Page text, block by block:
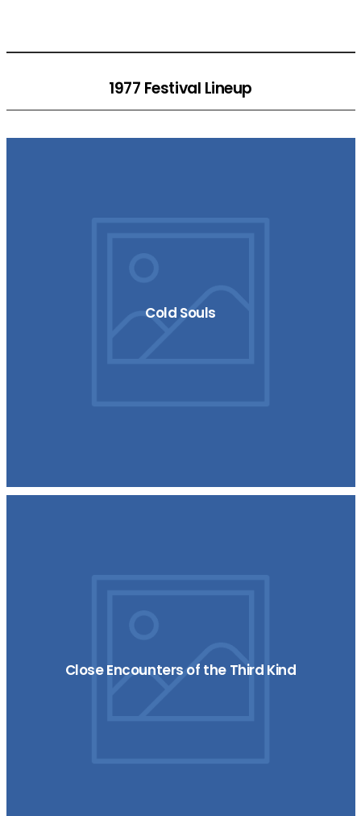
1977 Festival Lineup
Cold Souls
Close Encounters of the Third Kind